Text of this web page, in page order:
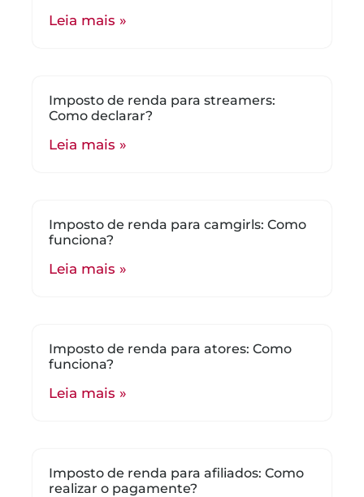
Leia mais »
Imposto de renda para streamers:
Como declarar?
Leia mais »
Imposto de renda para camgirls: Como
funciona?
Leia mais »
Imposto de renda para atores: Como
funciona?
Leia mais »
Imposto de renda para afiliados: Como
realizar o pagamente?